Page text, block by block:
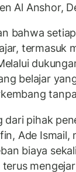
Al Anshor,
bahwa
termasuk
belajar
dari pihak
Ade
biaya